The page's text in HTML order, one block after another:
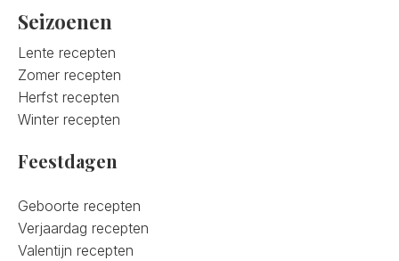
Seizoenen
Lente recepten
Zomer recepten
Herfst recepten
Winter recepten
Feestdagen
Geboorte recepten
Verjaardag recepten
Valentijn recepten